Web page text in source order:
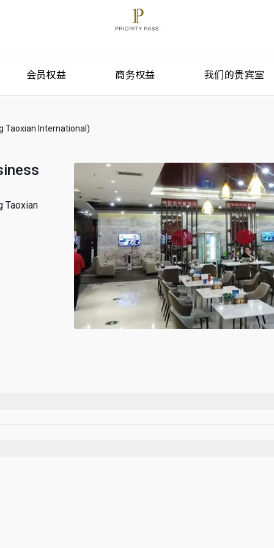
会员权益 商务权益 我们的贵宾室
Taoxian International)
Taoxian
飞时间